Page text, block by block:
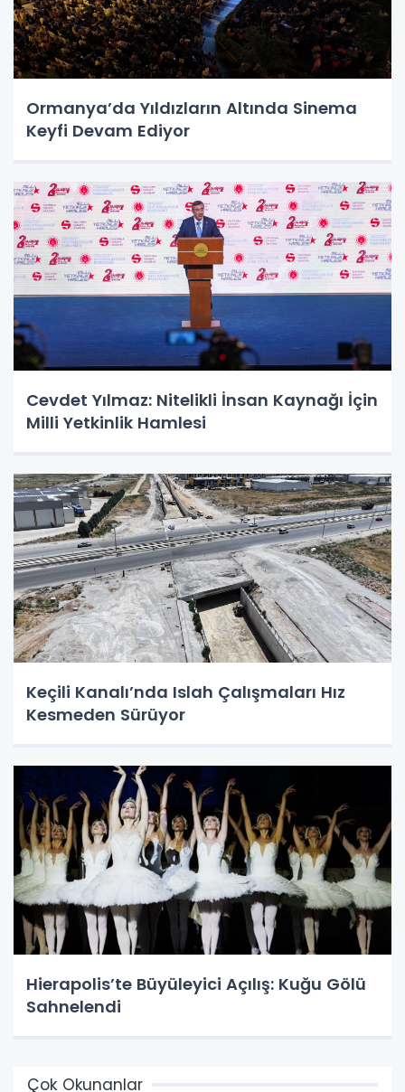
Ormanya’da Yıldızların Altında Sinema
Keyfi Devam Ediyor
Cevdet Yılmaz: Nitelikli İnsan Kaynağı İçin
Milli Yetkinlik Hamlesi
Keçili Kanalı’nda Islah Çalışmaları Hız
Kesmeden Sürüyor
Hierapolis’te Büyüleyici Açılış: Kuğu Gölü
Sahnelendi
Çok Okunanlar